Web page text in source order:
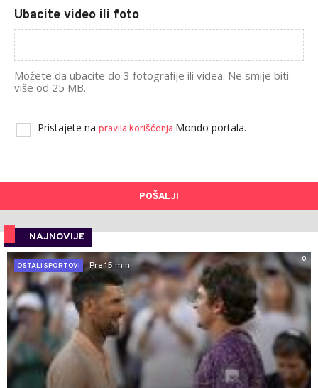
Ubacite video ili foto
Možete da ubacite do 3 fotografije ili videa. Ne smije biti
više od 25 MB.
Pristajete na pravila korišćenja Mondo portala.
POŠALJI
NAJNOVIJE
0
OSTALI SPORTOVI
Pre 15 min